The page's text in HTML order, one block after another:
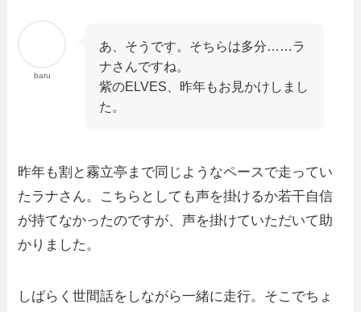
baru
あ、そうです。そちらは多分……ラ
ナさんですね。
紫のELVES、昨年もお見かけしまし
た。
昨年も割と霧立亭まで同じようなペースで走ってい
たラナさん。こちらとしても声を掛けるか若干自信
が持てなかったのですが、声を掛けていただいて助
かりました。
しばらく世間話をしながら一緒に走行。そこでちょ